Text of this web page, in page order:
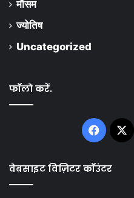
मौसम
ज्योतिष
Uncategorized
फॉलो करें.
X
वेबसाइट विज़िटर कॉउंटर